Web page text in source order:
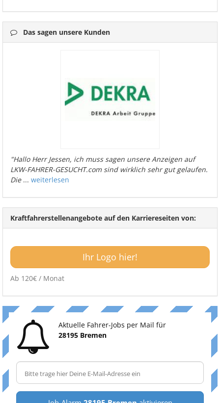
Das sagen unsere Kunden
"Hallo Herr Jessen, ich muss sagen unsere Anzeigen auf
LKW-FAHRER-GESUCHT.com sind wirklich sehr gut gelaufen.
Die... weiterlesen
Kraftfahrerstellenangebote auf den Karriereseiten von:
Ihr Logo hier!
Ab 120€ / Monat
Aktuelle Fahrer-Jobs per Mail für
28195 Bremen